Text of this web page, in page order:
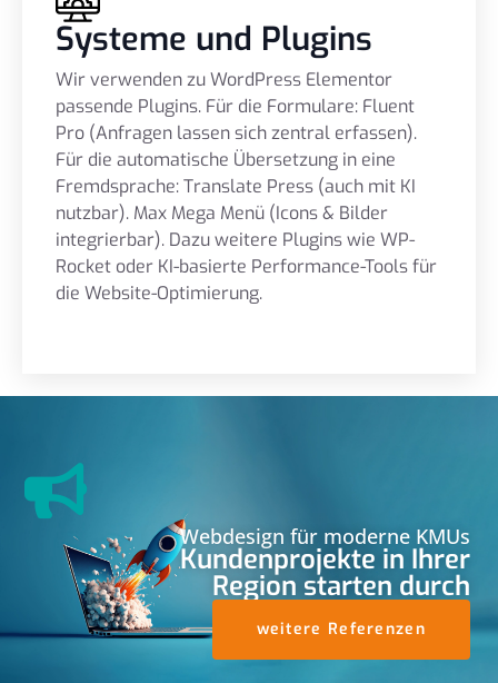
Systeme und Plugins
Wir verwenden zu WordPress Elementor
passende Plugins. Für die Formulare: Fluent
Pro (Anfragen lassen sich zentral erfassen).
Für die automatische Übersetzung in eine
Fremdsprache: Translate Press (auch mit KI
nutzbar). Max Mega Menü (Icons & Bilder
integrierbar). Dazu weitere Plugins wie WP-
Rocket oder KI-basierte Performance-Tools für
die Website-Optimierung.
Webdesign für moderne KMUs
Kundenprojekte in Ihrer
Region starten durch
weitere Referenzen